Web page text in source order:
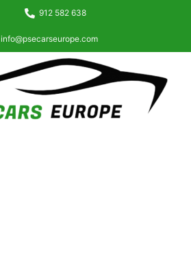
912 582 638
info@psecarseurope.com